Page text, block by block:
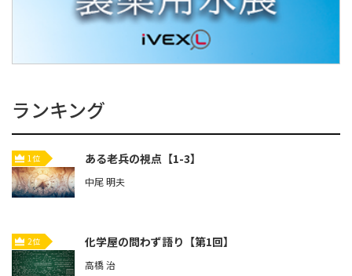
ランキング
1位 ある老兵の視点【1-3】
中尾 明夫
2位 化学屋の問わず語り【第1回】
高橋 治